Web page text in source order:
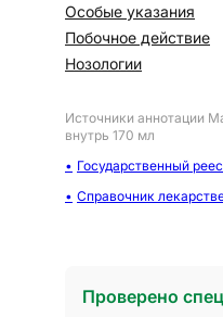
Особые указания
Побочное действие
Нозологии
Источники аннотации
внутрь 170 мл
Государственный
Справочник
Проверено